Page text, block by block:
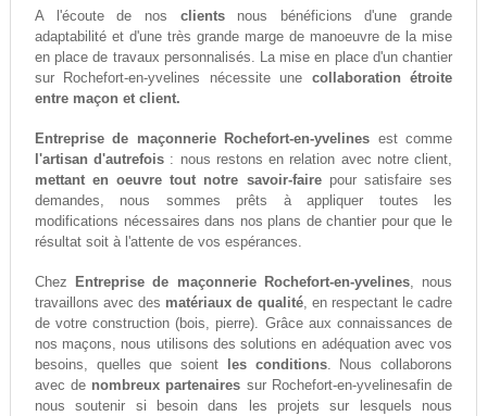
A l'écoute de nos clientsnous bénéficions d'une grande
adaptabilité et d'une très grande marge de manoeuvre de la mise
en place de travaux personnalisés. La mise en place d'un chantier
sur Rochefort-en-yvelines nécessite une collaboration étroite
entre maçon et client.
Entreprise de maçonnerie Rochefort-en-yvelines est comme
l'artisan d'autrefois : nous restons en relation avec notre client,
mettant en oeuvre tout notre savoir-fairepour satisfaire ses
demandes, nous sommes prêts à appliquer toutes les
modifications nécessaires dans nos plans de chantier pour que le
résultat soit à l'attente de vos espérances.
Chez Entreprise de maçonnerie Rochefort-en-yvelines, nous
travaillons avec des matériaux de qualité, en respectant le cadre
de votre construction (bois, pierre). Grâce aux connaissances de
nos maçons, nous utilisons des solutions en adéquation avec vos
besoins, quelles que soient
les conditions. Nous collaborons
avec de nombreux partenaires sur Rochefort-en-yvelinesafin de
nous soutenir si besoin dans les projets sur lesquels nous